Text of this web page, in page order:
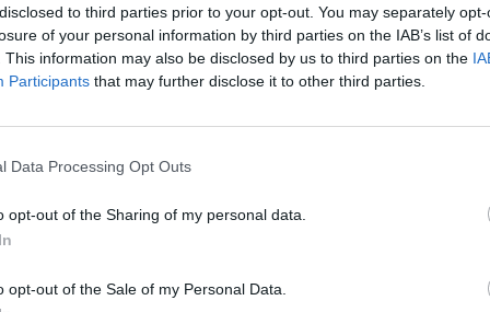
to third parties prior to your opt-out. You may separately
of your personal information by third parties on the IAB’s list of
This information may also be disclosed by us to third parties on the
Participants that may further disclose it to other third parties.
Data Processing Opt Outs
opt-out of the Sharing of my personal data.
opt-out of the Sale of my Personal Data.
αναμένονται τα αποτελέσματα και άλλων εξετάσεων
παρουσιάζοντας ύποπτα συμπτώματα.
της Καλαμάτας έφτασε έγγραφο σήμερα, με το
για εξυπηρέτηση περιστατικών covid-19 σε σχέση με
εξέλιξη αυτή δημιουργεί και αναστάτωση πάντως στο
Νοσοκομείου.
ΚΑΛΑΜΑΤΑΣ